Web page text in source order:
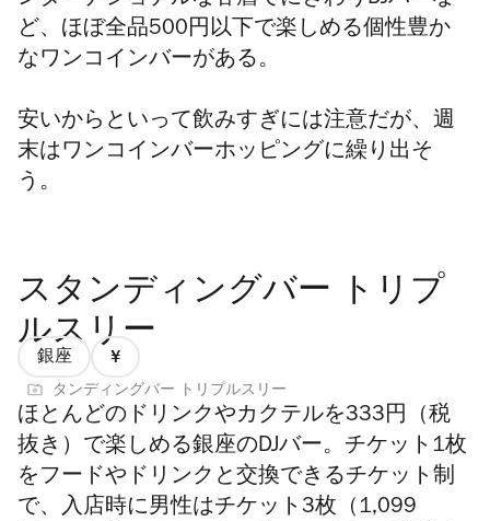
ど、ほぼ全品500円以下で楽しめる個性豊か
なワンコインバーがある。
安いからといって飲みすぎには注意だが、週
末はワンコインバーホッピングに繰り出そ
う。
スタンディングバー トリプ
ルスリー
銀座
価
格
1/4
タンディングバー トリプルスリー
ほとんどのドリンクやカクテルを333円（税
抜き）で楽しめる銀座のDJバー。チケット1枚
をフードやドリンクと交換できるチケット制
で、入店時に男性はチケット3枚（1,099